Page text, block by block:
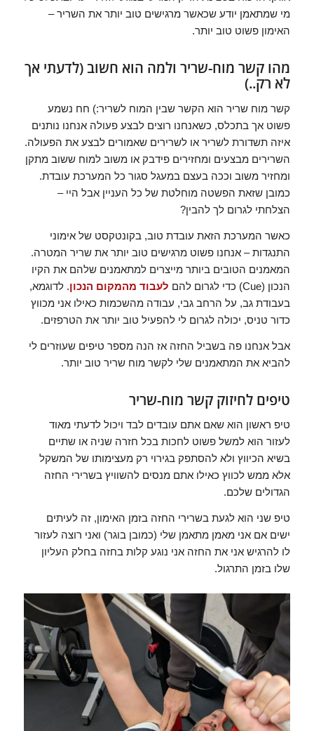
מי שמתאמן יודע שכאשר מרגישים טוב יותר את השריר –
האימון פשוט טוב יותר.
מהו קשר מוח-שריר ולמה הוא חשוב (לדעתי אך
לא רק..)
קשר מוח שריר הוא הקשר שבין המוח לשריר:) חח נשמע
פשוט אך בתכלס, כשאנחנו רוצים לבצע פעולה אנחנו נותנים
איזה תשדורת לשריר או לשרירים שאמורים לבצע את הפעולה.
השרירים מבצעים ומחזירים פידבק או משוב למוח ששוב מתקן
ומחזיר משוב וככה בעצם במעגל סגור כל המערכת עובדת.
כמובן שזאת הפשטה מוחלטת של כל העניין אבל היי –
הצלחתי לגרום לך להבין?
כאשר המערכת הזאת עובדת טוב, בקונטקסט של אימוני
התנגדות – אנחנו פשוט מרגישים טוב יותר את שריר המטרה.
המאמנים הטובים ביותר מייצרים למתאמנים שלהם את הקיו
הנכון (Cue) כדי לגרום להם
לעבוד מהמקום הנכון. לדוגמא,
בעבודת גב, על הרחב גבי, עבודה מהשכמות כאילו אני מכווץ
כדור טניס, יכולה לגרום לי להפעיל טוב יותר את הטרפזים.
אבל אנחנו פה בשביל החזה אז הנה מספר טיפים שעוזרים לי
להביא את המתאמנים שלי לקשר מוח שריר טוב יותר.
טיפים לחיזוק קשר מוח-שריר
טיפ ראשון הוא שאם אתם עובדים לבד ויכול לדעתי מאוד
לעזור הוא למשל פשוט לחכות בכל חזרה שניה או שתיים
בשיא הכיווץ ולא להסתפק בגירוי רק מעצימותו של המשקל
אלא ממש לכווץ כאילו אתם מנסים להשוויץ בשרירי החזה
הגדולים שלכם.
טיפ שני הוא לגעת בשרירי החזה בזמן האימון, זה לעיתים
ישים אם אני מאמן מתאמן שלי (כמובן בוגר) ואני רוצה לעזור
לו להרגיש אני את החזה אני נוגע קלות בחזה בחלק העליון
שלו בזמן התרגול.